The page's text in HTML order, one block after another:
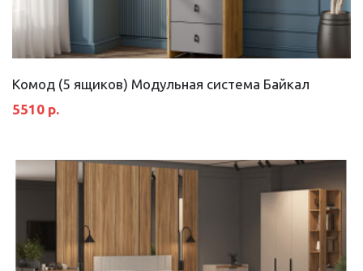
Комод (5 ящиков) Модульная система Байкал
5510 р.